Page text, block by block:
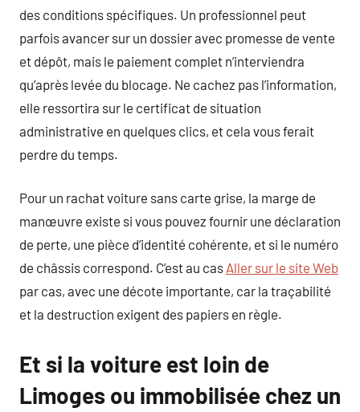
des conditions spécifiques. Un professionnel peut
parfois avancer sur un dossier avec promesse de vente
et dépôt, mais le paiement complet n’interviendra
qu’après levée du blocage. Ne cachez pas l’information,
elle ressortira sur le certificat de situation
administrative en quelques clics, et cela vous ferait
perdre du temps.
Pour un rachat voiture sans carte grise, la marge de
manœuvre existe si vous pouvez fournir une déclaration
de perte, une pièce d’identité cohérente, et si le numéro
de châssis correspond. C’est au cas Aller sur le site Web
par cas, avec une décote importante, car la traçabilité
et la destruction exigent des papiers en règle.
Et si la voiture est loin de
Limoges ou immobilisée chez un